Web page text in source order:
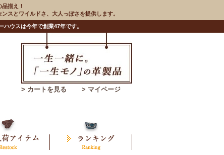
揃え！
スとワイルドさ、大人っぽさを提供します。
ウスは今年で創業47年です。
> カートを見る > マイページ